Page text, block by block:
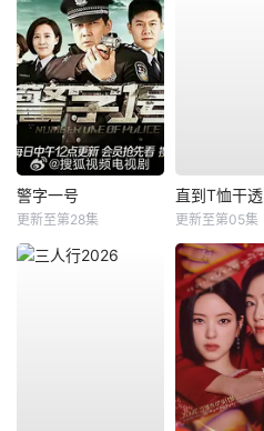
警字一号
更新至第28集
直到T恤干透
更新至第05集